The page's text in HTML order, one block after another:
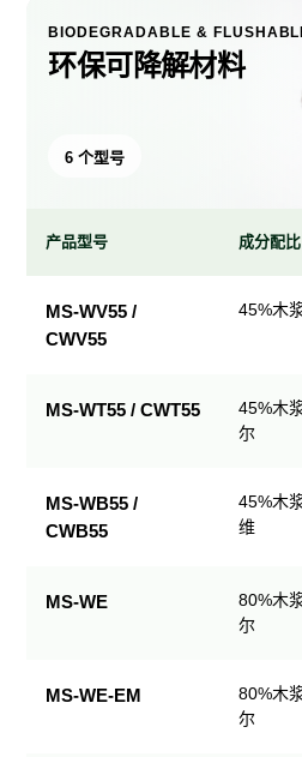
BIODEGRADABLE &
环保可降解材料
6 个型号
产品型号 成分配比
MS-WV55 /
CWV55
45%木
MS-WT55 / CWT55
45%木
尔
MS-WB55 /
CWB55
45%木
维
MS-WE
80%木
尔
MS-WE-EM
80%木
尔